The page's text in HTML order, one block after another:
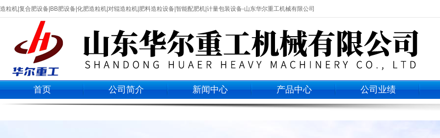
造粒机|复合肥设备|BB肥设备|化肥造粒机|对辊造粒机|肥料造粒设备|智能配肥机|计量包装设备-山东华尔重工机械有限公司
首页 公司简介 新闻中心 产品中心 公司业绩